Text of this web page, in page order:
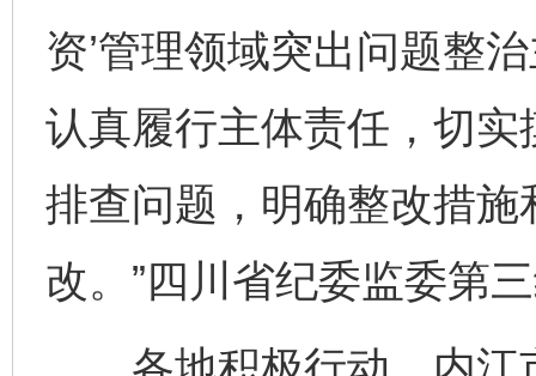
资’管理领域突出问题整
认真履行主体责任，切
排查问题，明确整改措
改。”四川省纪委监委第